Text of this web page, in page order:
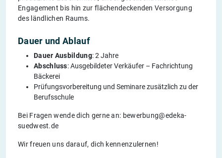
Engagement bis hin zur flächendeckenden Versorgung
des ländlichen Raums.
Dauer und Ablauf
Dauer Ausbildung: 2 Jahre
Abschluss: Ausgebildeter Verkäufer – Fachrichtung
Bäckerei
Prüfungsvorbereitung und Seminare zusätzlich zu der
Berufsschule
Bei Fragen wende dich gerne an: bewerbung@edeka-
suedwest.de
Wir freuen uns darauf, dich kennenzulernen!